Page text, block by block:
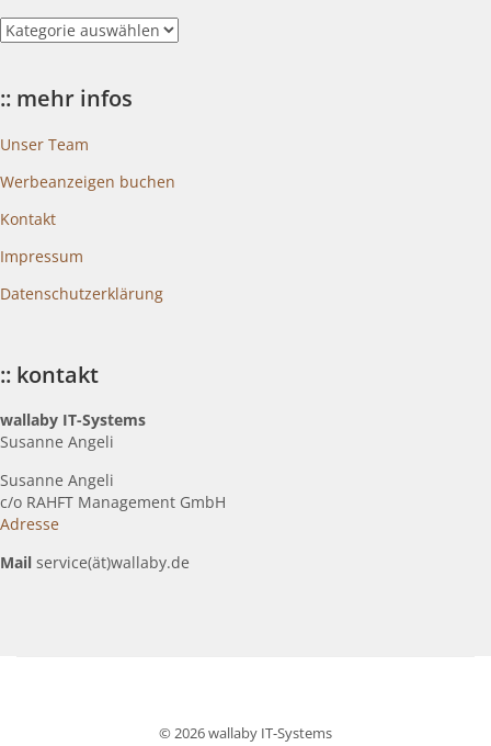
::
blogkategorien
:: mehr infos
Unser Team
Werbeanzeigen buchen
Kontakt
Impressum
Datenschutzerklärung
:: kontakt
wallaby IT-Systems
Susanne Angeli
Susanne Angeli
c/o RAHFT Management GmbH
Adresse
Mail service(ät)wallaby.de
© 2026 wallaby IT-Systems